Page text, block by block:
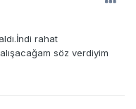
rahat
söz verdiyim